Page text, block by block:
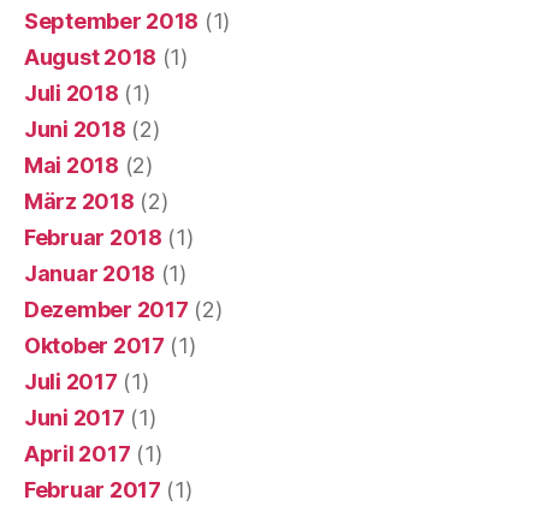
September 2018 (1)
August 2018 (1)
Juli 2018 (1)
Juni 2018 (2)
Mai 2018 (2)
März 2018 (2)
Februar 2018 (1)
Januar 2018 (1)
Dezember 2017 (2)
Oktober 2017 (1)
Juli 2017 (1)
Juni 2017 (1)
April 2017 (1)
Februar 2017 (1)